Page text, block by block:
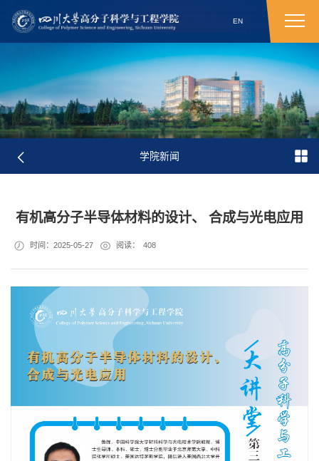
EN
学院新闻
有机高分子半导体材料的设计、 合成与光电应用
时间：2025-05-27 阅读： 408